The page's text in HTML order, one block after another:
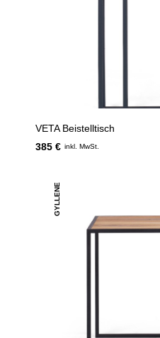
VETA Beistelltisch
385 € inkl. MwSt.
GYLLENE